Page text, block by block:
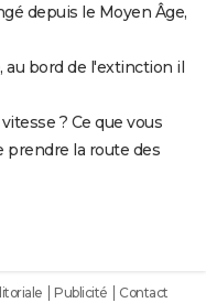
depuis le Moyen Âge,
au bord de l'extinction il
? Ce que vous
prendre la route des
Publicité Contact